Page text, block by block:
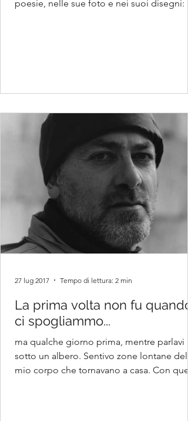
poesie, nelle sue foto e nei suoi disegni: è
La prima volta non fu quando
ci spogliammo...
ma qualche giorno prima, mentre parlavi
sotto un albero. Sentivo zone lontane del
mio corpo che tornavano a casa. Con
27 lug 2017 Tempo di lettura: 2 min